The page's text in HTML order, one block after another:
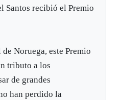
Santos recibió el Premio
Noruega, este Premio
tributo a los
de grandes
han perdido la